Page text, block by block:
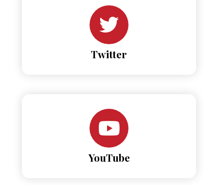
Twitter
YouTube